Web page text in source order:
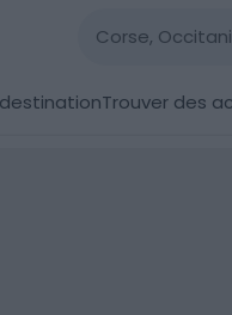
Trouver des